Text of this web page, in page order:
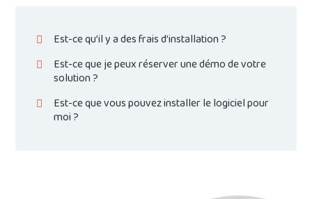
Est-ce qu’il y a des frais d’installation ?
Est-ce que je peux réserver une démo de votre
solution ?
Est-ce que vous pouvez installer le logiciel pour
moi ?